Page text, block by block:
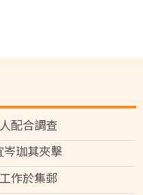
配合調查
岑珈其夾擊
作於集郵